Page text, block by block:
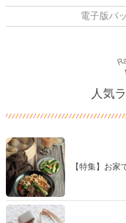
電子版バ
人気
【特集】お